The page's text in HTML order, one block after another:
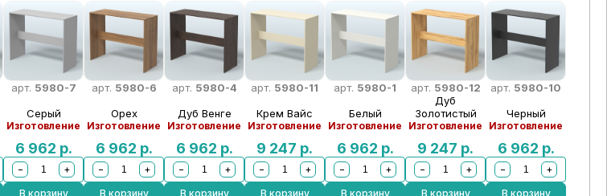
арт. 5980-7
Серый
Изготовление
6 962 р.
−
+
В корзину
арт. 5980-6
Орех
Изготовление
6 962 р.
−
+
В корзину
арт. 5980-4
Дуб Венге
Изготовление
6 962 р.
−
+
В корзину
арт. 5980-11
Крем Вайс
Изготовление
9 247 р.
−
+
В корзину
арт. 5980-1
Белый
Изготовление
6 962 р.
−
+
В корзину
арт. 5980-12
Дуб
Золотистый
Изготовление
9 247 р.
−
+
В корзину
арт. 5980-10
Черный
Изготовление
6 962 р.
−
+
В корзину